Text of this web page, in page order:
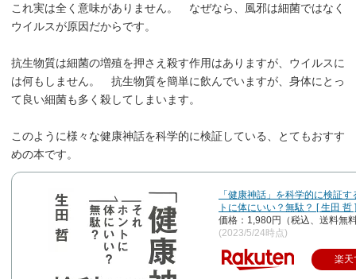
これ実は全く意味がありません。 なぜなら、風邪は細菌ではなく
ウイルスが原因だからです。
抗生物質は細菌の増殖を押さえ殺す作用はありますが、ウイルスに
は何もしません。 抗生物質を簡単に飲んでいますが、身体にとっ
て良い細菌も多く殺してしまいます。
このように様々な健康神話を科学的に検証している、とてもおすす
めの本です。
「健康神話」を科学的に検証
トに体にいい？無駄？ [ 生田 哲 ]
価格：1,980円（税込、送料無
(2023/5/24時点)
楽天